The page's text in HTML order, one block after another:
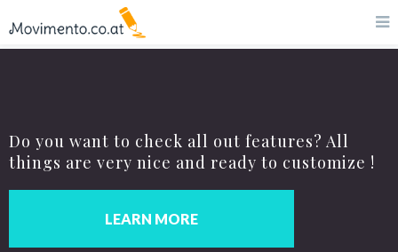
Do you want to check all out features? All
things are very nice and ready to customize !
LEARN MORE